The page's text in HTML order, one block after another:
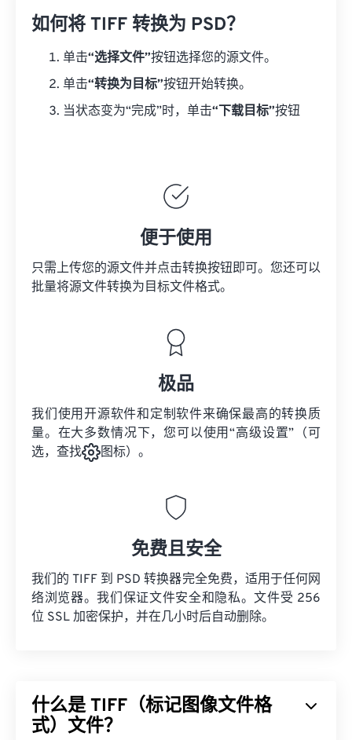
如何将 TIFF 转换为 PSD？
单击“选择文件”按钮选择您的源文件。
单击“转换为目标”按钮开始转换。
当状态变为“完成”时，单击“下载目标”按钮
便于使用
只需上传您的源文件并点击转换按钮即可。您还可以
批量将源文件转换为目标文件格式。
极品
我们使用开源软件和定制软件来确保最高的转换质
量。在大多数情况下，您可以使用“高级设置”（可
选，查找
图标）。
免费且安全
我们的 TIFF 到 PSD 转换器完全免费，适用于任何网
络浏览器。我们保证文件安全和隐私。文件受 256
位 SSL 加密保护，并在几小时后自动删除。
什么是 TIFF（标记图像文件格
式）文件？